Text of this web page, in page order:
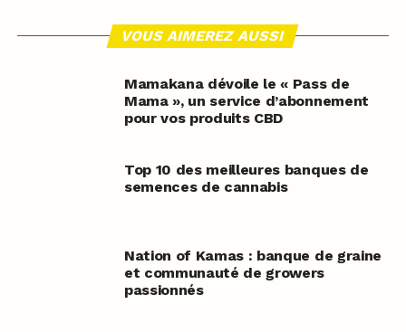
VOUS AIMEREZ AUSSI
Mamakana dévoile le « Pass de
Mama », un service d’abonnement
pour vos produits CBD
Top 10 des meilleures banques de
semences de cannabis
Nation of Kamas : banque de graine
et communauté de growers
passionnés